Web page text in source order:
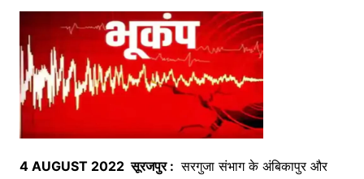
4AUGUST 2022सूरजपुर : सरगुजा संभाग के अंबिकापुर और